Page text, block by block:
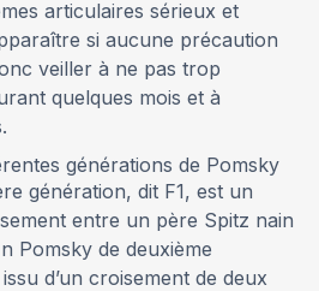
articulaires sérieux et
si aucune précaution
veiller à ne pas trop
quelques mois et à
générations de Pomsky
génération, dit F1, est un
entre un père Spitz nain
Pomsky de deuxième
d’un croisement de deux